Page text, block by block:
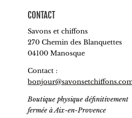
CONTACT
Savons et chiffons
270 Chemin des Blanquettes
04100 Manosque
Contact :
Boutique physique définitivement
fermée à Aix-en-Provence